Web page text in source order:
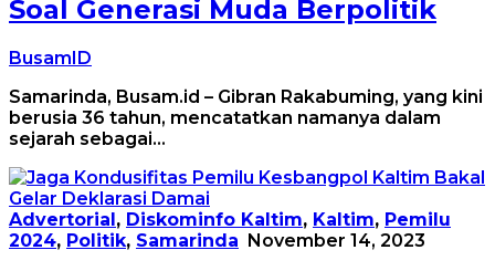
Soal Generasi Muda Berpolitik
BusamID
Samarinda, Busam.id – Gibran Rakabuming, yang kini
berusia 36 tahun, mencatatkan namanya dalam
sejarah sebagai…
Advertorial, Diskominfo Kaltim, Kaltim, Pemilu
2024, Politik, Samarinda November 14, 2023